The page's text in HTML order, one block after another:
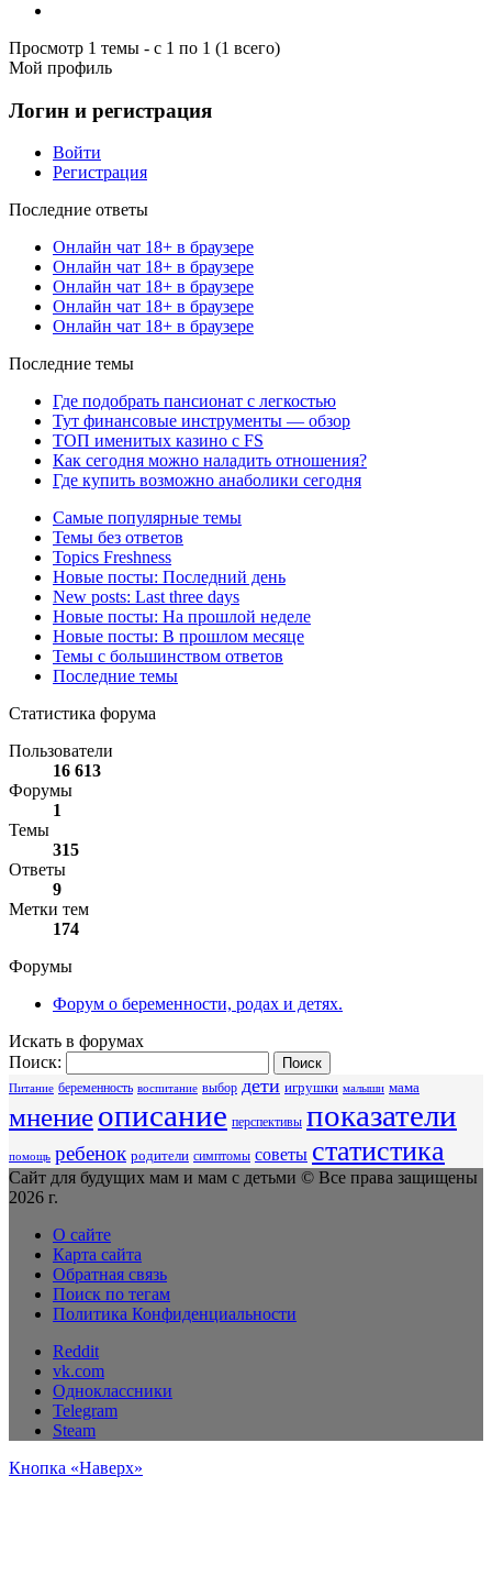
Просмотр 1 темы - с 1 по 1 (1 всего)
Мой профиль
Логин и регистрация
Войти
Регистрация
Последние ответы
Онлайн чат 18+ в браузере
Онлайн чат 18+ в браузере
Онлайн чат 18+ в браузере
Онлайн чат 18+ в браузере
Онлайн чат 18+ в браузере
Последние темы
Где подобрать пансионат с легкостью
Тут финансовые инструменты — обзор
ТОП именитых казино с FS
Как сегодня можно наладить отношения?
Где купить возможно анаболики сегодня
Самые популярные темы
Темы без ответов
Topics Freshness
Новые посты: Последний день
New posts: Last three days
Новые посты: На прошлой неделе
Новые посты: В прошлом месяце
Темы с большинством ответов
Последние темы
Статистика форума
Пользователи
16 613
Форумы
1
Темы
315
Ответы
9
Метки тем
174
Форумы
Форум о беременности, родах и детях.
Искать в форумах
Поиск:
Питание беременность воспитание выбор дети игрушки малыши мама
мнениеописание перспективы показатели
помощь ребенок родители симптомы советы статистика
Сайт для будущих мам и мам с детьми © Все права защищены
2026 г.
О сайте
Карта сайта
Обратная связь
Поиск по тегам
Политика Конфиденциальности
Reddit
vk.com
Одноклассники
Telegram
Steam
Кнопка «Наверх»